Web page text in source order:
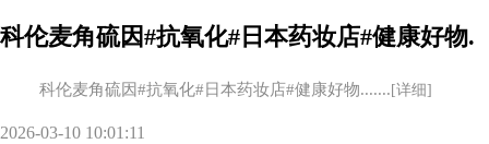
科伦麦角硫因#抗氧化#日本药妆店#健康好物.
科伦麦角硫因#抗氧化#日本药妆店#健康好物....... [详细]
2026-03-10 10:01:11